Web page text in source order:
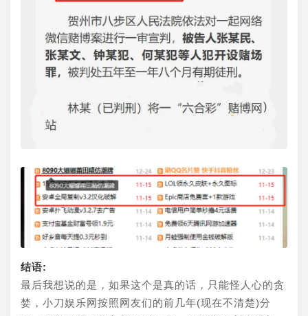
结语:
最后我想说的是，如果这个是真的话，只能怪人心的贪
婪，小刀娱乐网按照网友们的前几年(现在不清楚)分